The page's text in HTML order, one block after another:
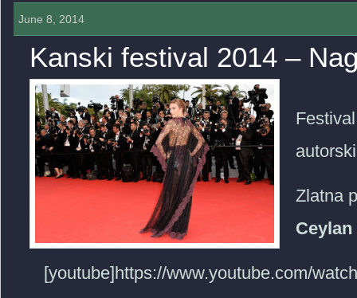
June 8, 2014
0 COMMENTS »
Kanski festival 2014 –
Zlatna
Ceylan
[youtube]https://www.youtube.com/